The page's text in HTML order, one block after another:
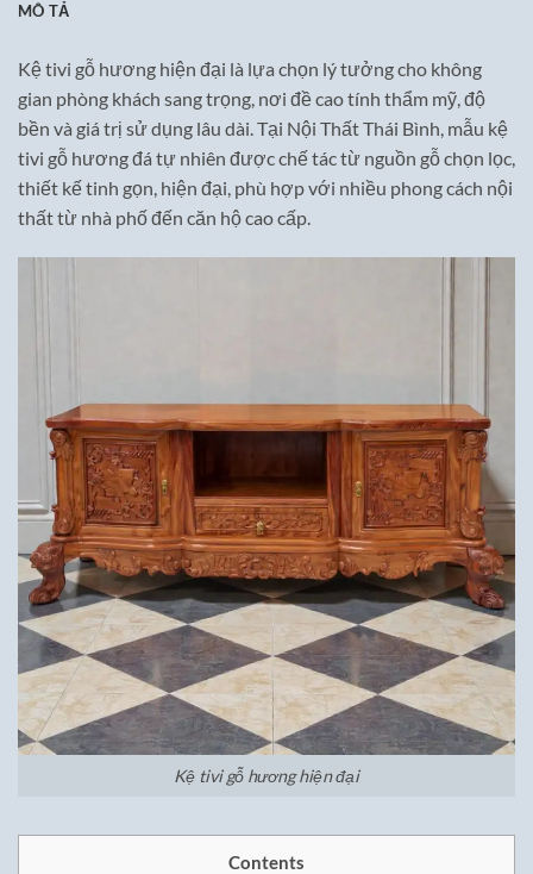
MÔ TẢ
Kệ tivi gỗ hương hiện đại là lựa chọn lý tưởng cho không
gian phòng khách sang trọng, nơi đề cao tính thẩm mỹ, độ
bền và giá trị sử dụng lâu dài. Tại Nội Thất Thái Bình, mẫu kệ
tivi gỗ hương đá tự nhiên được chế tác từ nguồn gỗ chọn lọc,
thiết kế tinh gọn, hiện đại, phù hợp với nhiều phong cách nội
thất từ nhà phố đến căn hộ cao cấp.
Kệ tivi gỗ hương hiện đại
Contents